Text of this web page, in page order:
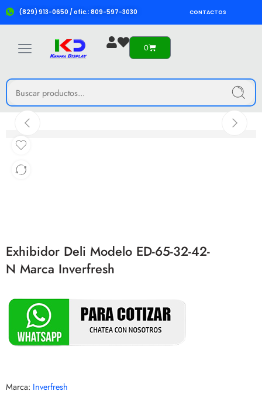
(829) 913-0650 / ofic.: 809-597-3030 CONTACTOS
0
Exhibidor Deli Modelo ED-65-32-42-
N Marca Inverfresh
Marca: Inverfresh